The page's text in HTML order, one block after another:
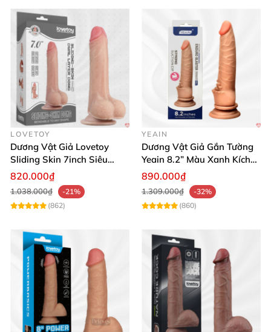
LOVETOY
Dương Vật Giả Lovetoy
Sliding Skin 7inch Siêu
Mềm Hít Tường Cao Cấp
820.000₫
1.038.000₫
-21%
(862)
YEAIN
Dương Vật Giả Gắn Tường
Yeain 8.2” Màu Xanh Kích
Thích Mạnh Mẽ
890.000₫
1.309.000₫
-32%
(860)